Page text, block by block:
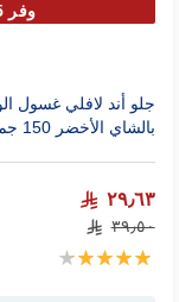
وفر 25%
جلو أند لافلي غسول
بالشاي الأخضر 150 جم
٢٩٫٦٣
٣٩٫٥٠
تقييم: